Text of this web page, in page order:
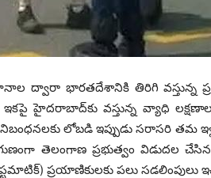
ద్వారా భారతదేశానికి తిరిగి వస్తున్న
ఇకపై హైదరాబాద్‌కు వస్తున్న వ్యాధి
లోబడి ఇప్పుడు సరాసరి తమ
తెలంగాణ ప్రభుత్వం విడుదల చేసిన
ప్రయాణికులకు పలు సడలింపులు